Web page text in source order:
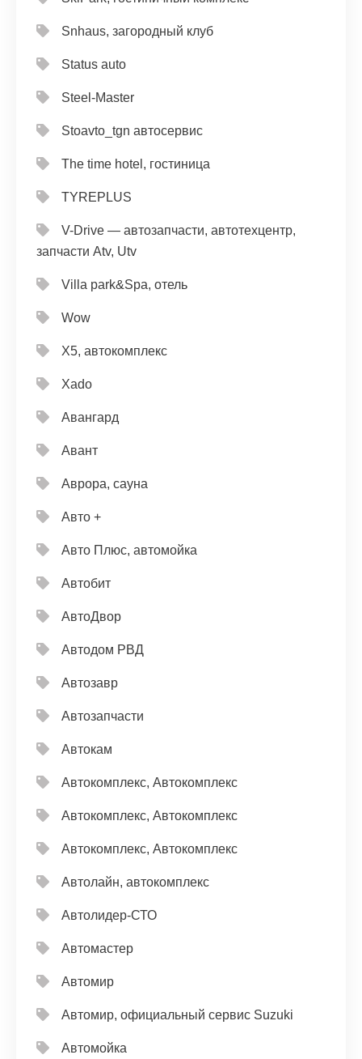
Snhaus, загородный клуб
Status auto
Steel-Master
Stoavto_tgn автосервис
The time hotel, гостиница
TYREPLUS
V-Drive — автозапчасти, автотехцентр,
запчасти Atv, Utv
Villa park&Spa, отель
Wow
X5, автокомплекс
Xado
Авангард
Авант
Аврора, сауна
Авто +
Авто Плюс, автомойка
Автобит
АвтоДвор
Автодом РВД
Автозавр
Автозапчасти
Автокам
Автокомплекс, Автокомплекс
Автокомплекс, Автокомплекс
Автокомплекс, Автокомплекс
Автолайн, автокомплекс
Автолидер-СТО
Автомастер
Автомир
Автомир, официальный сервис Suzuki
Автомойка